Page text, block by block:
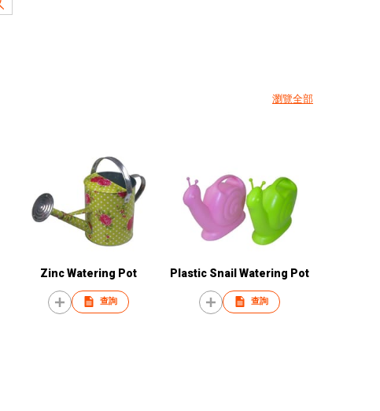
瀏覽全部
Zinc Watering Pot
查詢
Plastic Snail Watering Pot
查詢